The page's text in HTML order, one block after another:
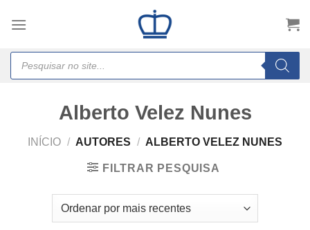
Products
search
Alberto Velez Nunes
INÍCIO / AUTORES / ALBERTO VELEZ NUNES
FILTRAR PESQUISA